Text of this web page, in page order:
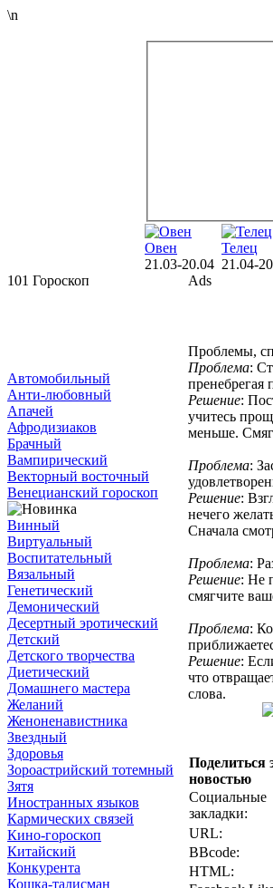
\n
Овен
21.03-20.04
Телец
21.04-
101 Гороскоп
Автомобильный
Анти-любовный
Апачей
Афродизиаков
Брачный
Вампирический
Векторный восточный
Венецианский гороскоп
Винный
Виртуальный
Воспитательный
Вязальный
Генетический
Демонический
Десертный эротический
Детский
Детского творчества
Диетический
Домашнего мастера
Желаний
Женоненавистника
Звездный
Здоровья
Зороастрийский тотемный
Зятя
Иностранных языков
Кармических связей
Кино-гороскоп
Китайский
Конкурента
Кошка-талисман
Ads
Проблемы,
Проблема:
Решение:
учитесь
меньше.
Проблема:
Решение:
нечего
Сначала
Проблема:
Решение: Не
смягчите
Проблема:
Решение:
что
слова.
Поделиться
новостью
Социальные
закладки:
URL:
BBcode:
HTML: